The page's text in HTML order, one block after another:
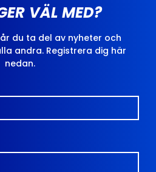
VÄL MED?
du ta del av nyheter och
andra. Registrera dig här
nedan.